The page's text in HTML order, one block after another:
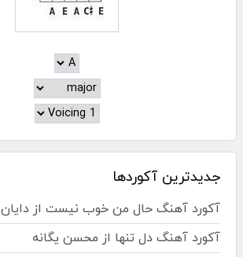
جدیدترین آکوردها
آکورد آهنگ حال من خوب نیست از دایان
آکورد آهنگ دل تنها از محسن یگانه